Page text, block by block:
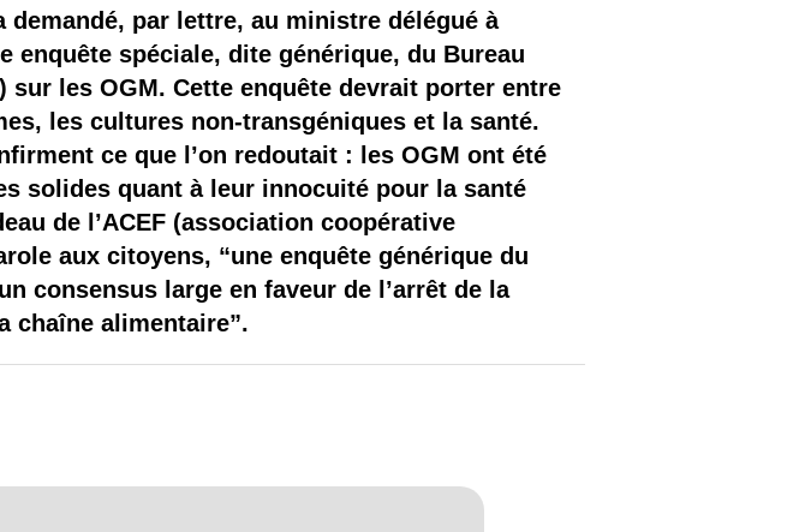
des OGM ?
demandé, par lettre, au ministre délégué à
enquête spéciale, dite générique, du Bureau
sur les OGM. Cette enquête devrait porter entre
les cultures non-transgéniques et la santé.
ce que l’on redoutait : les OGM ont été
solides quant à leur innocuité pour la santé
de l’ACEF (association coopérative
aux citoyens, “une enquête générique du
consensus large en faveur de l’arrêt de la
chaîne alimentaire”.